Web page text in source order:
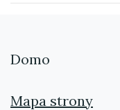
Domo
Mapa strony